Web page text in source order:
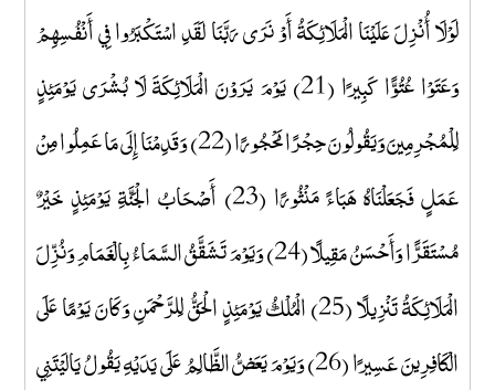
لَوْلَا أُنْزِلَ عَلَيْنَا الْمَلَائِكَةُ أَوْ نَرَى رَبَّنَا لَقَدِ اسْتَكْبَرُوا فِي أَنْفُسِهِمْ
وَعَتَوْا عُتُوًّا كَبِيرًا (21) يَوْمَ يَرَوْنَ الْمَلَائِكَةَ لَا بُشْرَى يَوْمَئِذٍ
لِلْمُجْرِمِينَ وَيَقُولُونَ حِجْرًا مَحْجُورًا (22) وَقَدِمْنَا إِلَى مَا عَمِلُوا مِنْ
عَمَلٍ فَجَعَلْنَاهُ هَبَاءً مَنْثُورًا (23) أَصْحَابُ الْجَنَّةِ يَوْمَئِذٍ خَيْرٌ
مُسْتَقَرًّا وَأَحْسَنُ مَقِيلًا (24) وَيَوْمَ تَشَقَّقُ السَّمَاءُ بِالْغَمَامِ وَنُزِّلَ
الْمَلَائِكَةُ تَنْزِيلًا (25) الْمُلْكُ يَوْمَئِذٍ الْحَقُّ لِلرَّحْمَنِ وَكَانَ يَوْمًا عَلَى
الْكَافِرِينَ عَسِيرًا (26) وَيَوْمَ يَعَضُّ الظَّالِمُ عَلَى يَدَيْهِ يَقُولُ يَالَيْتَنِي